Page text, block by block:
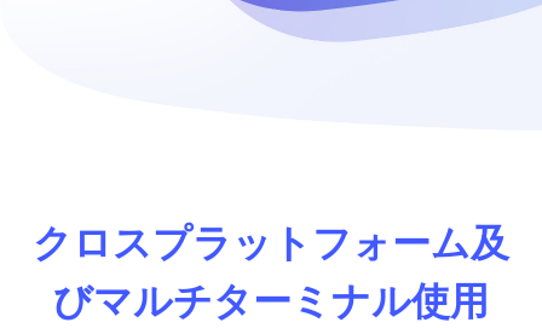
クロスプラットフォーム及
びマルチターミナル使用